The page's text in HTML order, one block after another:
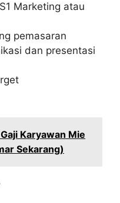
Marketing atau
pemasaran
dan presentasi
Karyawan Mie
Sekarang)